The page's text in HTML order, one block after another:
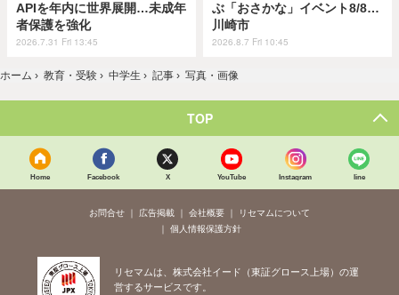
APIを年内に世界展開…未成年
者保護を強化
2026.7.31 Fri 13:45
ぶ「おさかな」イベント8/8…
川崎市
2026.8.7 Fri 10:45
ホーム › 教育・受験 › 中学生 › 記事 › 写真・画像
TOP
Home Facebook X YouTube Instagram line
お問合せ 広告掲載 会社概要
リセマムについて
個人情報保護方針
リセマムは、株式会社イード（東証グロース上場）の運
営するサービスです。